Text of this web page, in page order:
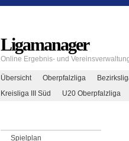
Ligamanager
Online Ergebnis- und
Übersicht Oberpfalzliga
Kreisliga III Süd
U20 Oberpfalzliga
Spielplan